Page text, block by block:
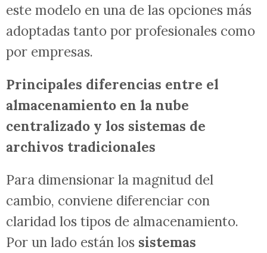
este modelo en una de las opciones más
adoptadas tanto por profesionales como
por empresas.
Principales diferencias entre el
almacenamiento en la nube
centralizado y los sistemas de
archivos tradicionales
Para dimensionar la magnitud del
cambio, conviene diferenciar con
claridad los tipos de almacenamiento.
Por un lado están los sistemas